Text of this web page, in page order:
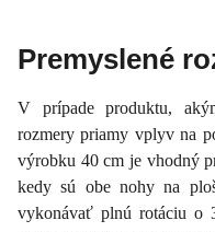
Premyslené
V prípade produktu,
rozmery priamy vplyv na
výrobku 40 cm je vhodný
kedy sú obe nohy na
vykonávať plnú rotáciu o